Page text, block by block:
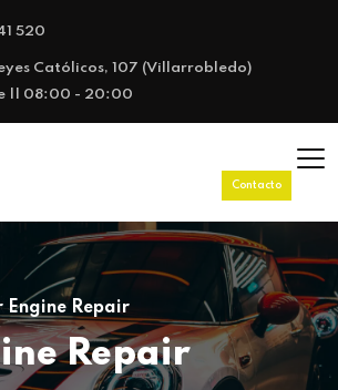
520
Católicos, 107 (Villarrobledo)
|| 08:00 - 20:00
Contacto
Engine Repair
Repair